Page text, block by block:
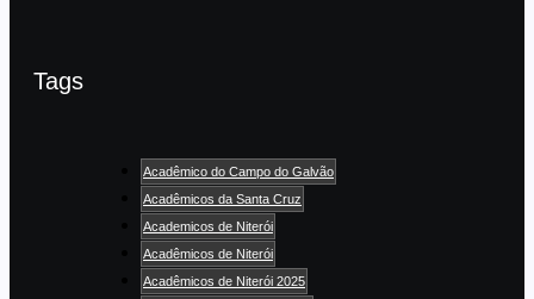
Tags
Acadêmico do Campo do Galvão
Acadêmicos da Santa Cruz
Academicos de Niterói
Acadêmicos de Niterói
Acadêmicos de Niterói 2025